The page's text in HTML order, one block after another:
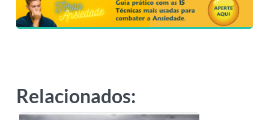
Relacionados: